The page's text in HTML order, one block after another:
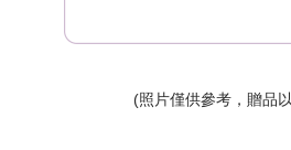
(照片僅供參考，贈品